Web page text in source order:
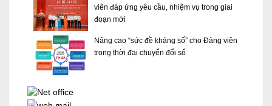
viên đáp ứng yêu cầu, nhiệm vụ trong giai
đoạn mới
Nâng cao “sức đề kháng số” cho Đảng viên
trong thời đại chuyển đổi số